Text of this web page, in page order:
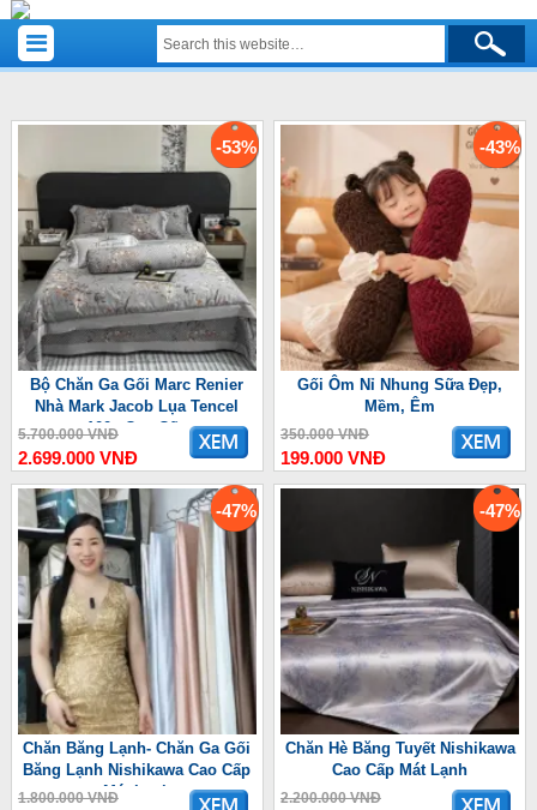
-53%
Bộ Chăn Ga Gối Marc Renier
Nhà Mark Jacob Lụa Tencel
100s Cao Cấp
5.700.000 VNĐ
2.699.000 VNĐ
-43%
Gối Ôm Nỉ Nhung Sữa Đẹp,
Mềm, Êm
350.000 VNĐ
199.000 VNĐ
-47%
Chăn Băng Lạnh- Chăn Ga Gối
Băng Lạnh Nishikawa Cao Cấp
Mát Lạnh
1.800.000 VNĐ
-47%
Chăn Hè Băng Tuyết Nishikawa
Cao Cấp Mát Lạnh
2.200.000 VNĐ